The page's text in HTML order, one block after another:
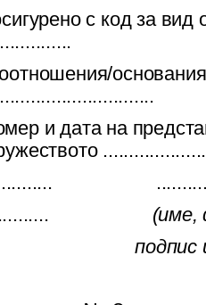
с код за
и дата на
(име,
подпис